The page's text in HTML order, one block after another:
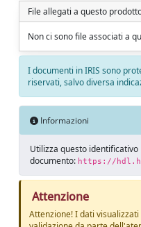
File allegati a questo
Non ci sono file associati a
I documenti in IRIS sono
riservati, salvo diversa
Informazioni
Utilizza questo
documento: https://
Attenzione
Attenzione! I dati